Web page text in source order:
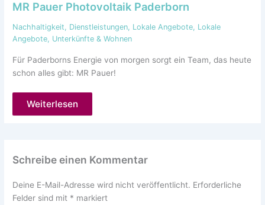
MR Pauer Photovoltaik Paderborn
Nachhaltigkeit, Dienstleistungen, Lokale Angebote, Lokale
Angebote, Unterkünfte & Wohnen
Für Paderborns Energie von morgen sorgt ein Team, das heute
schon alles gibt: MR Pauer!
Weiterlesen
Schreibe einen Kommentar
Deine E-Mail-Adresse wird nicht veröffentlicht. Erforderliche
Felder sind mit * markiert